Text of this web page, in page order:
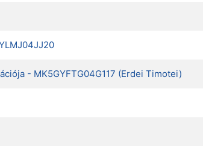
- MK5GYFTG04G117 (Erdei Timotei)